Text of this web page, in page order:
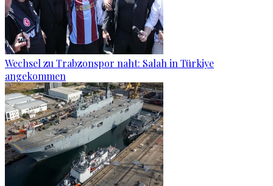
Wechsel zu Trabzonspor naht: Salah in Türkiye
angekommen